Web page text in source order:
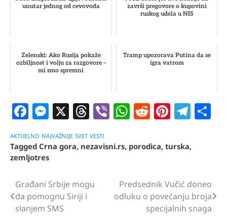
unutar jednog od cevovoda
završi pregovore o kupovini
ruskog udela u NIS
Zelenski: Ako Rusija pokaže
ozbiljnost i volju za razgovore –
mi smo spremni
Tramp upozorava Putina da se
igra vatrom
Facebook
Messenger
X Threads
ViberWhatsApp
Reddit
AKTUELNO NAJVAŽNIJE SVET VESTI
Tagged Crna gora, nezavisni.rs, porodica, turska,
zemljotres
Navigacija
članaka
Građani Srbije mogu
da pomognu Siriji i
slanjem SMS
Predsednik Vučić doneo
odluku o povećanju broja
specijalnih snaga